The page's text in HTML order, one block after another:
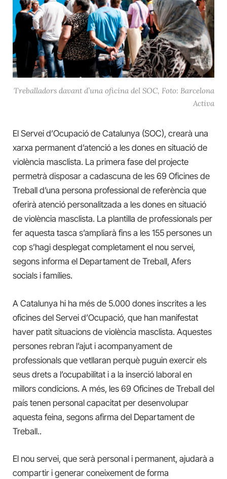
Treballadors davant d’una oficina del SOC, Foto: Barcelona
Activa
El Servei d’Ocupació de Catalunya (SOC), crearà una
xarxa permanent d’atenció a les dones en situació de
violència masclista. La primera fase del projecte
permetrà disposar a cadascuna de les 69 Oficines de
Treball d’una persona professional de referència que
oferirà atenció personalitzada a les dones en situació
de violència masclista. La plantilla de professionals per
fer aquesta tasca s’ampliarà fins a les 155 persones un
cop s’hagi desplegat completament el nou servei,
segons informa el Departament de Treball, Afers
socials i famílies.
A Catalunya hi ha més de 5.000 dones inscrites a les
oficines del Servei d’Ocupació, que han manifestat
haver patit situacions de violència masclista. Aquestes
persones rebran l’ajut i acompanyament de
professionals que vetllaran perquè puguin exercir els
seus drets a l’ocupabilitat i a la inserció laboral en
millors condicions. A més, les 69 Oficines de Treball del
país tenen personal capacitat per desenvolupar
aquesta feina, segons afirma del Departament de
Treball..
El nou servei, que serà personal i permanent, ajudarà a
compartir i generar coneixement de forma